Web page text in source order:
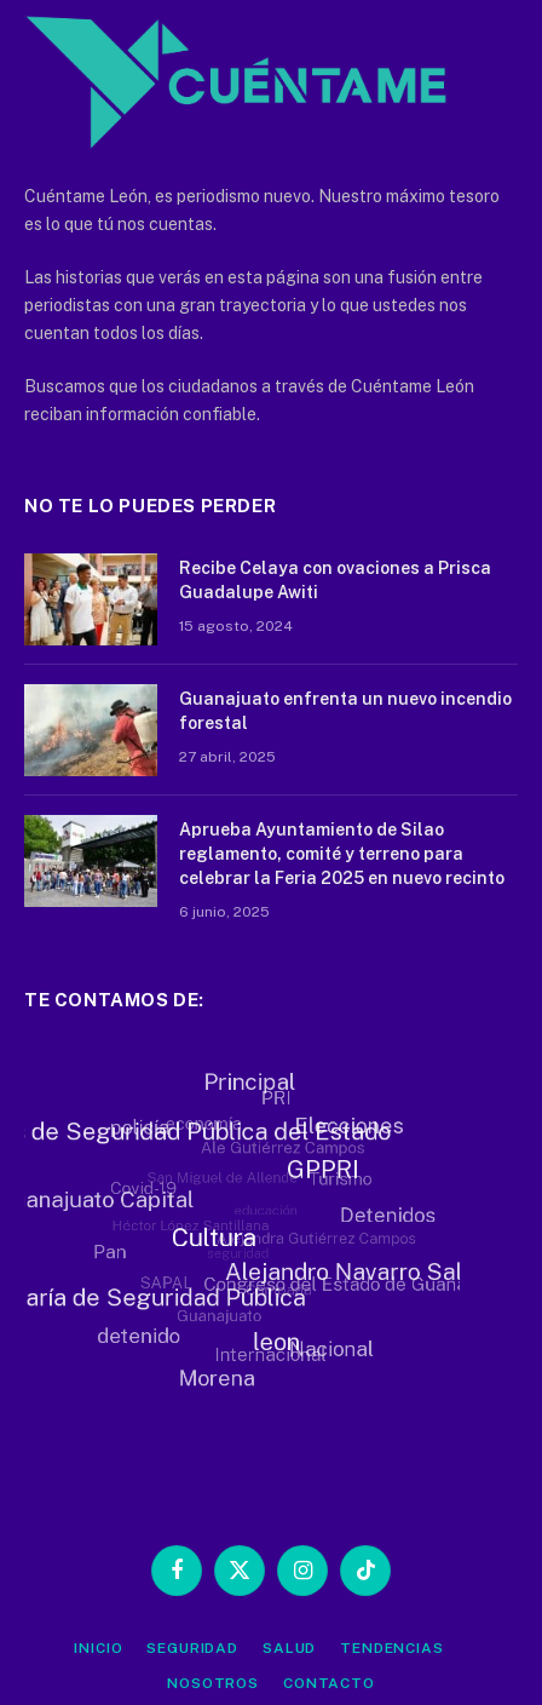
Cuéntame León, es periodismo nuevo. Nuestro máximo tesoro
es lo que tú nos cuentas.
Las historias que verás en esta página son una fusión entre
periodistas con una gran trayectoria y lo que ustedes nos
cuentan todos los días.
Buscamos que los ciudadanos a través de Cuéntame León
reciban información confiable.
NO TE LO PUEDES PERDER
Recibe Celaya con ovaciones a Prisca
Guadalupe Awiti
15 agosto, 2024
Guanajuato enfrenta un nuevo incendio
forestal
27 abril, 2025
Aprueba Ayuntamiento de Silao
reglamento, comité y terreno para
celebrar la Feria 2025 en nuevo recinto
6 junio, 2025
TE CONTAMOS DE:
Facebook
X
InstagramTikTok
INICIO SEGURIDAD SALUD TENDENCIAS
NOSOTROS CONTACTO